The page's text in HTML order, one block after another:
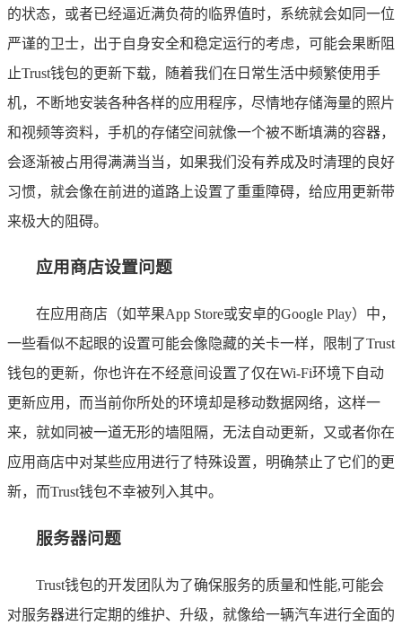
的状态，或者已经逼近满负荷的临界值时，系统就会如同一位
严谨的卫士，出于自身安全和稳定运行的考虑，可能会果断阻
止Trust钱包的更新下载，随着我们在日常生活中频繁使用手
机，不断地安装各种各样的应用程序，尽情地存储海量的照片
和视频等资料，手机的存储空间就像一个被不断填满的容器，
会逐渐被占用得满满当当，如果我们没有养成及时清理的良好
习惯，就会像在前进的道路上设置了重重障碍，给应用更新带
来极大的阻碍。
应用商店设置问题
在应用商店（如苹果App Store或安卓的Google Play）中，
一些看似不起眼的设置可能会像隐藏的关卡一样，限制了Trust
钱包的更新，你也许在不经意间设置了仅在Wi-Fi环境下自动
更新应用，而当前你所处的环境却是移动数据网络，这样一
来，就如同被一道无形的墙阻隔，无法自动更新，又或者你在
应用商店中对某些应用进行了特殊设置，明确禁止了它们的更
新，而Trust钱包不幸被列入其中。
服务器问题
Trust钱包的开发团队为了确保服务的质量和性能,可能会
对服务器进行定期的维护、升级，就像给一辆汽车进行全面的